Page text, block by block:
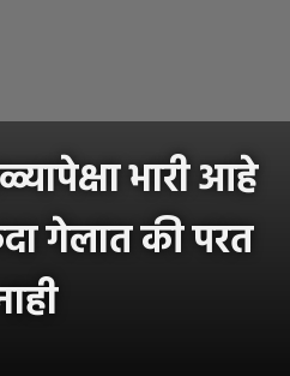
भारी आहे
गेलात की परत